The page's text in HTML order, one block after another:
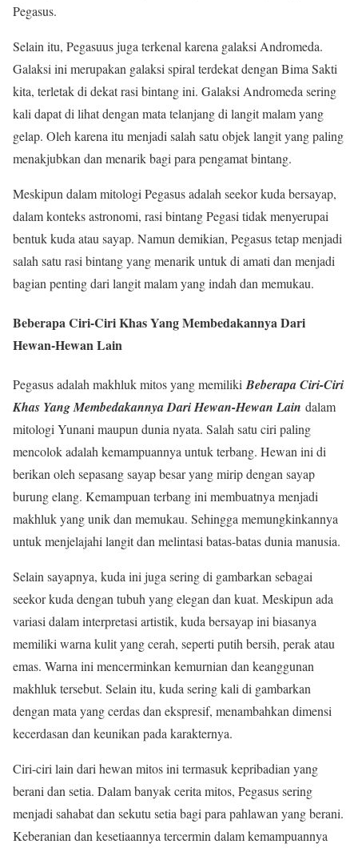
Pegasus.
Selain itu, Pegasuus juga terkenal karena galaksi Andromeda.
Galaksi ini merupakan galaksi spiral terdekat dengan Bima Sakti
kita, terletak di dekat rasi bintang ini. Galaksi Andromeda sering
kali dapat di lihat dengan mata telanjang di langit malam yang
gelap. Oleh karena itu menjadi salah satu objek langit yang paling
menakjubkan dan menarik bagi para pengamat bintang.
Meskipun dalam mitologi Pegasus adalah seekor kuda bersayap,
dalam konteks astronomi, rasi bintang Pegasi tidak menyerupai
bentuk kuda atau sayap. Namun demikian, Pegasus tetap menjadi
salah satu rasi bintang yang menarik untuk di amati dan menjadi
bagian penting dari langit malam yang indah dan memukau.
Beberapa Ciri-Ciri Khas Yang Membedakannya Dari
Hewan-Hewan Lain
Pegasus adalah makhluk mitos yang memilikiBeberapa Ciri-Ciri
Khas Yang Membedakannya Dari Hewan-Hewan Lain dalam
mitologi Yunani maupun dunia nyata. Salah satu ciri paling
mencolok adalah kemampuannya untuk terbang. Hewan ini di
berikan oleh sepasang sayap besar yang mirip dengan sayap
burung elang. Kemampuan terbang ini membuatnya menjadi
makhluk yang unik dan memukau. Sehingga memungkinkannya
untuk menjelajahi langit dan melintasi batas-batas dunia manusia.
Selain sayapnya, kuda ini juga sering di gambarkan sebagai
seekor kuda dengan tubuh yang elegan dan kuat. Meskipun ada
variasi dalam interpretasi artistik, kuda bersayap ini biasanya
memiliki warna kulit yang cerah, seperti putih bersih, perak atau
emas. Warna ini mencerminkan kemurnian dan keanggunan
makhluk tersebut. Selain itu, kuda sering kali di gambarkan
dengan mata yang cerdas dan ekspresif, menambahkan dimensi
kecerdasan dan keunikan pada karakternya.
Ciri-ciri lain dari hewan mitos ini termasuk kepribadian yang
berani dan setia. Dalam banyak cerita mitos, Pegasus sering
menjadi sahabat dan sekutu setia bagi para pahlawan yang berani.
Keberanian dan kesetiaannya tercermin dalam kemampuannya